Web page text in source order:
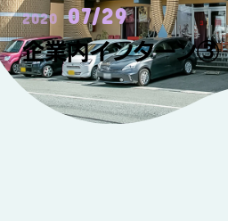
2020 07/29
企業内インターン